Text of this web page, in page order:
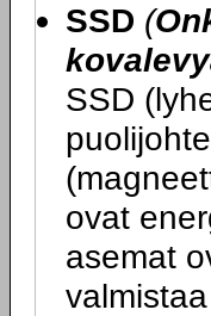
SSD (
SSD
ovat
asemat